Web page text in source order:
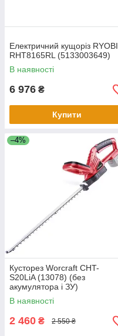
Електричний кущоріз RYOBI
RHT8165RL (5133003649)
В наявності
6 976 ₴
Купити
–4%
Кусторез Worcraft CHT-
S20LiA (13078) (без
акумулятора і ЗУ)
В наявності
2 460 ₴ 2 550 ₴